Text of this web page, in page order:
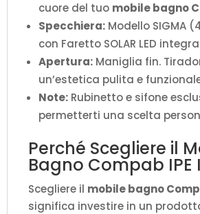
cuore del tuo mobile bagno
Specchiera: Modello SIGMA
con Faretto SOLAR LED
Apertura: Maniglia fin.
un’estetica pulita e
Note: Rubinetto e sifone
permetterti una scelta
Perché Scegliere il
Bagno Compab IPE
Scegliere il mobile bagno
significa investire in un